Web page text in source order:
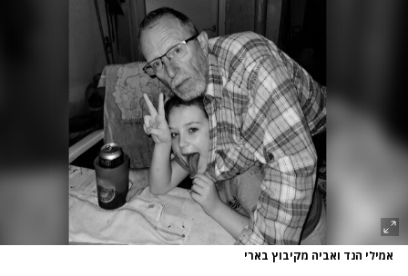
אמילי הנד ואביה מקיבוץ בארי